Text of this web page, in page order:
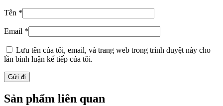
Tên *
Email *
Lưu tên của tôi, email, và trang web trong trình duyệt này cho
lần bình luận kế tiếp của tôi.
Sản phẩm liên quan